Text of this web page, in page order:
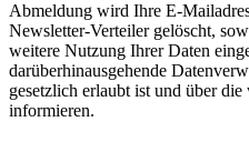
Abmeldung wird Ihre E-
Newsletter-Verteiler gelöscht,
weitere Nutzung Ihrer Daten
darüberhinausgehende
gesetzlich erlaubt ist und über
informieren.